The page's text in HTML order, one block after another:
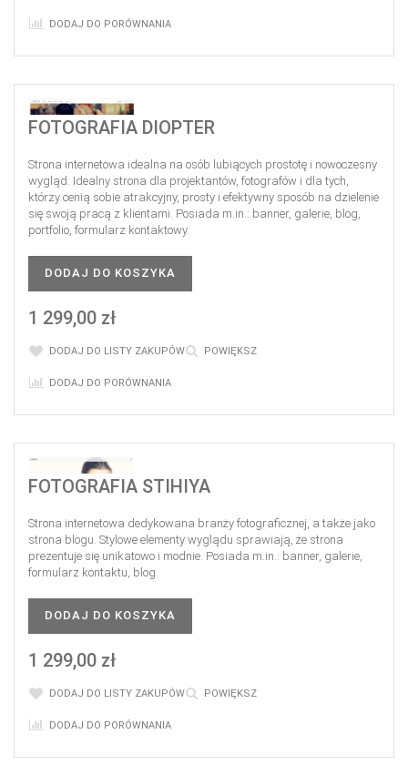
DODAJ DO PORÓWNANIA
FOTOGRAFIA DIOPTER
Strona internetowa idealna na osób lubiących prostotę i nowoczesny
wygląd. Idealny strona dla projektantów, fotografów i dla tych,
którzy cenią sobie atrakcyjny, prosty i efektywny sposób na dzielenie
się swoją pracą z klientami. Posiada m.in.: banner, galerie, blog,
portfolio, formularz kontaktowy.
DODAJ DO KOSZYKA
1 299,00 zł
DODAJ DO LISTY ZAKUPÓW POWIĘKSZ
DODAJ DO PORÓWNANIA
FOTOGRAFIA STIHIYA
Strona internetowa dedykowana branży fotograficznej, a także jako
strona blogu. Stylowe elementy wyglądu sprawiają, że strona
prezentuje się unikatowo i modnie. Posiada m.in.: banner, galerie,
formularz kontaktu, blog.
DODAJ DO KOSZYKA
1 299,00 zł
DODAJ DO LISTY ZAKUPÓW POWIĘKSZ
DODAJ DO PORÓWNANIA